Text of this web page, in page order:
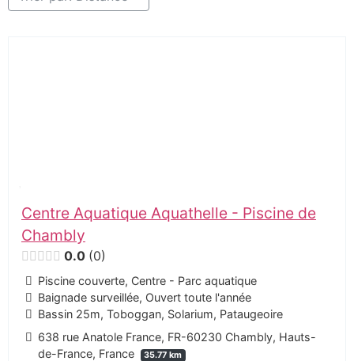
Centre Aquatique Aquathelle - Piscine de
Chambly
0.0 0
Piscine couverte, Centre - Parc aquatique
Baignade surveillée, Ouvert toute l'année
Bassin 25m, Toboggan, Solarium, Pataugeoire
638 rue Anatole France, FR-60230 Chambly, Hauts-
de-France, France
35.77 km